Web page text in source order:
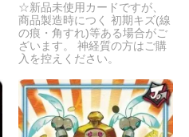
☆新品未使用カードですが、
商品製造時につく 初期キズ(線
の痕・角すれ)等ある場合がご
ざいます。 神経質の方はご購
入を控えください。